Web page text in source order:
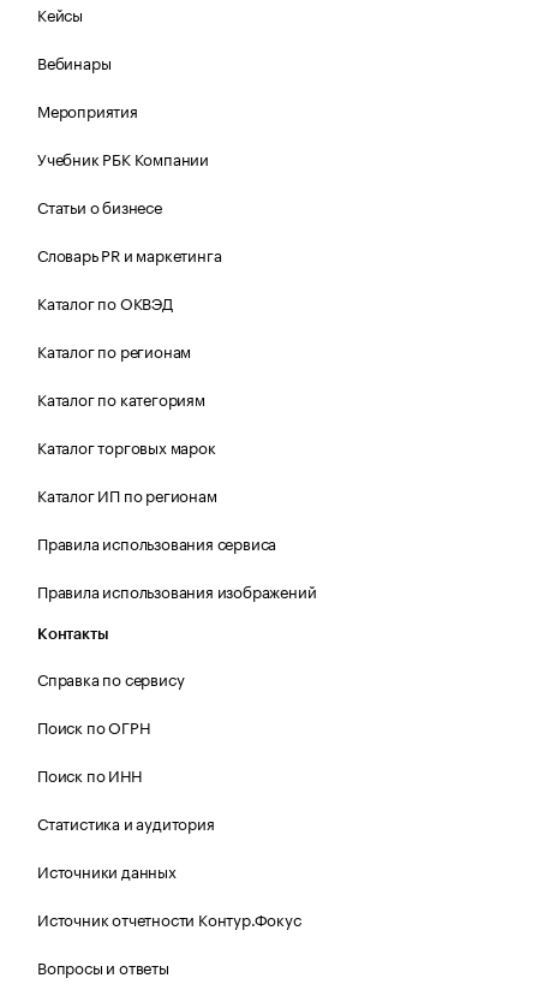
Кейсы
Вебинары
Мероприятия
Учебник РБК Компании
Статьи о бизнесе
Словарь PR и маркетинга
Каталог по ОКВЭД
Каталог по регионам
Каталог по категориям
Каталог торговых марок
Каталог ИП по регионам
Правила использования сервиса
Правила использования изображений
Контакты
Справка по сервису
Поиск по ОГРН
Поиск по ИНН
Статистика и аудитория
Источники данных
Источник отчетности Контур.Фокус
Вопросы и ответы